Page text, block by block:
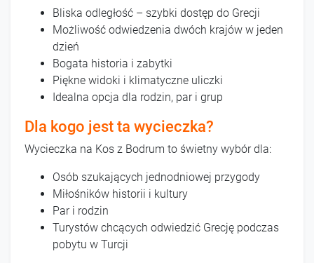
Bliska odległość – szybki dostęp do Grecji
Możliwość odwiedzenia dwóch krajów w jeden
dzień
Bogata historia i zabytki
Piękne widoki i klimatyczne uliczki
Idealna opcja dla rodzin, par i grup
Dla kogo jest ta wycieczka?
Wycieczka na Kos z Bodrum to świetny wybór dla:
Osób szukających jednodniowej przygody
Miłośników historii i kultury
Par i rodzin
Turystów chcących odwiedzić Grecję podczas
pobytu w Turcji